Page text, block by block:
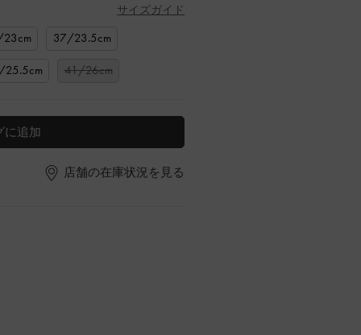
サイズガイド
37/23.5cm
41/26cm
に追加
店舗の在庫状況を見る